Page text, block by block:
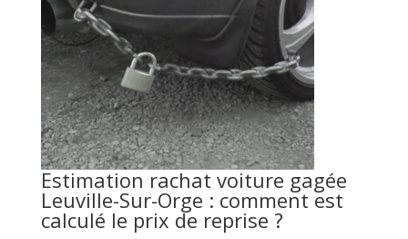
Estimation rachat voiture gagée
Leuville-Sur-Orge : comment est
calculé le prix de reprise ?